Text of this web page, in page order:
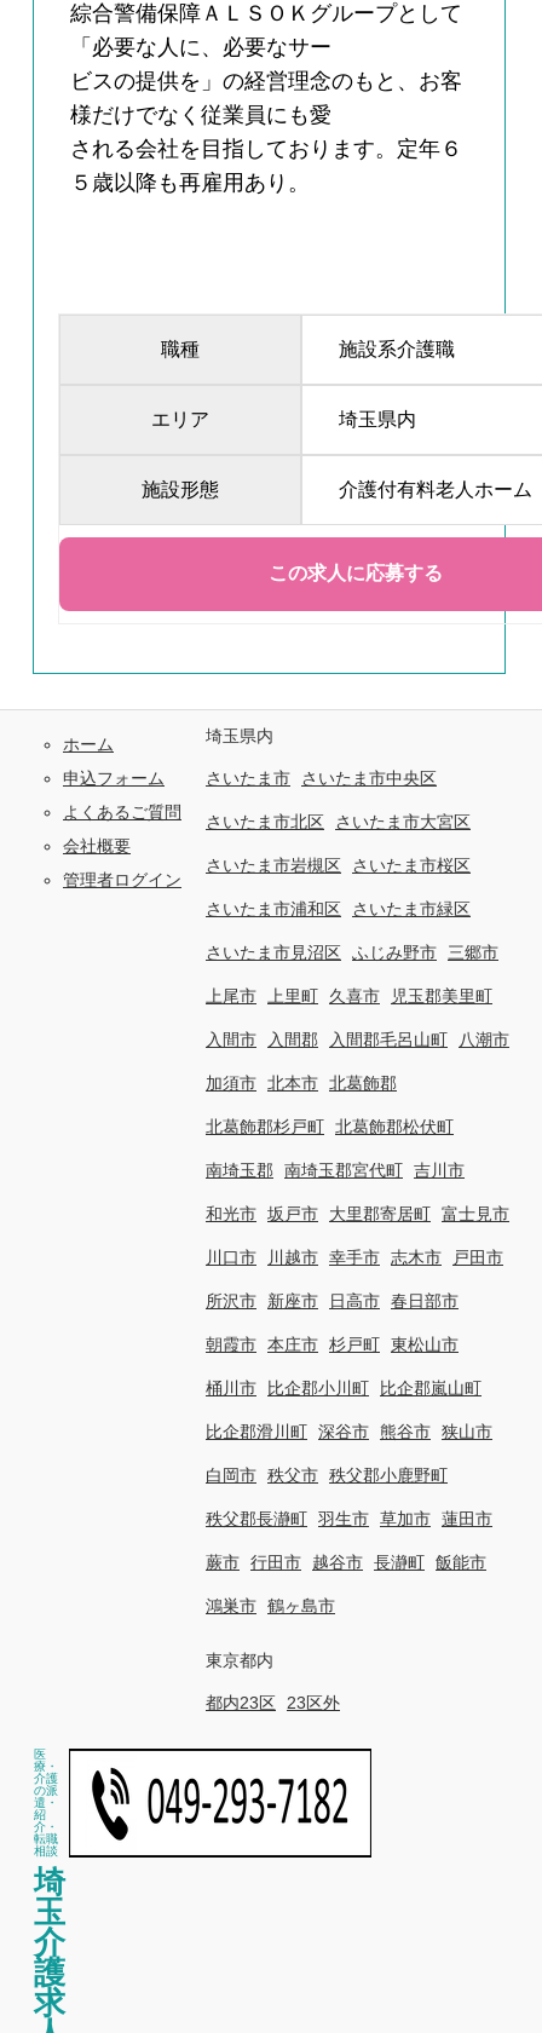
綜合警備保障ＡＬＳＯＫグループとして
「必要な人に、必要なサー
ビスの提供を」の経営理念のもと、お客
様だけでなく従業員にも愛
される会社を目指しております。定年６
５歳以降も再雇用あり。
職種 施設系介護職
エリア 埼玉県内
施設形態 介護付有料老人ホーム
ホーム
申込フォーム
よくあるご質問
会社概要
管理者ログイン
埼玉県内
さいたま市 さいたま市中央区
さいたま市北区 さいたま市大宮区
さいたま市岩槻区 さいたま市桜区
さいたま市浦和区 さいたま市緑区
さいたま市見沼区 ふじみ野市 三郷市
上尾市 上里町 久喜市 児玉郡美里町
入間市 入間郡 入間郡毛呂山町 八潮市
加須市 北本市 北葛飾郡
北葛飾郡杉戸町 北葛飾郡松伏町
南埼玉郡 南埼玉郡宮代町 吉川市
和光市 坂戸市 大里郡寄居町 富士見市
川口市 川越市 幸手市 志木市 戸田市
所沢市 新座市 日高市 春日部市
朝霞市 本庄市 杉戸町 東松山市
桶川市 比企郡小川町 比企郡嵐山町
比企郡滑川町 深谷市 熊谷市 狭山市
白岡市 秩父市 秩父郡小鹿野町
秩父郡長瀞町 羽生市 草加市 蓮田市
蕨市 行田市 越谷市 長瀞町 飯能市
鴻巣市 鶴ヶ島市
東京都内
都内23区 23区外
医
療・
介護
の派
遣・
紹
介・
転職
相談
埼
玉
介
護
求